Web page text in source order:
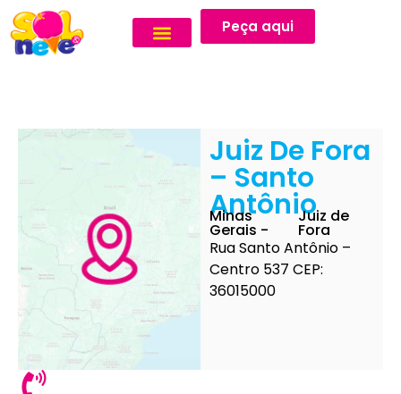
Peça aqui
Juiz De Fora
– Santo
Antônio
Minas
Gerais -
Juiz de
Fora
Rua Santo Antônio –
Centro 537 CEP:
36015000